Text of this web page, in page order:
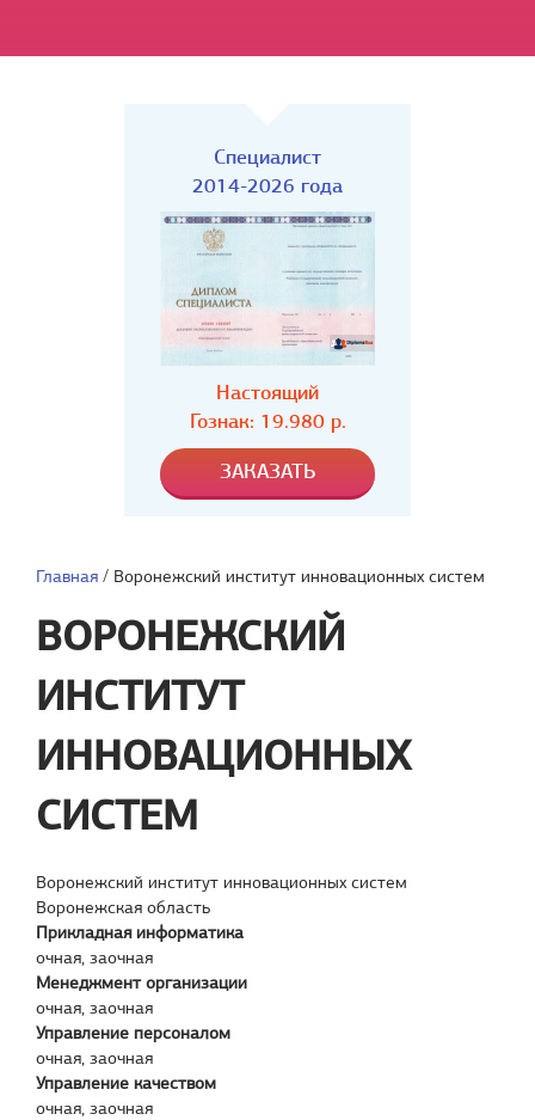
Специалист
2014-2026 года
Настоящий
Гознак: 19.980 р.
Главная / Воронежский институт инновационных систем
ВОРОНЕЖСКИЙ
ИНСТИТУТ
ИННОВАЦИОННЫХ
СИСТЕМ
Воронежский институт инновационных систем
Воронежская область
Прикладная информатика
очная, заочная
Менеджмент организации
очная, заочная
Управление персоналом
очная, заочная
Управление качеством
очная, заочная